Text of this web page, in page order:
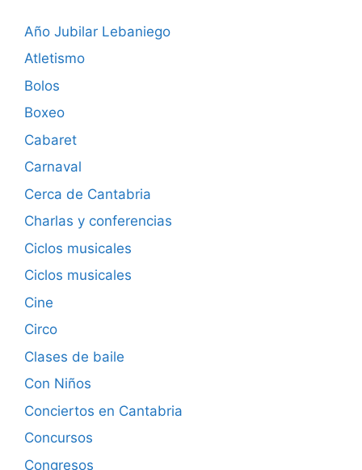
Año Jubilar Lebaniego
Atletismo
Bolos
Boxeo
Cabaret
Carnaval
Cerca de Cantabria
Charlas y conferencias
Ciclos musicales
Ciclos musicales
Cine
Circo
Clases de baile
Con Niños
Conciertos en Cantabria
Concursos
Congresos